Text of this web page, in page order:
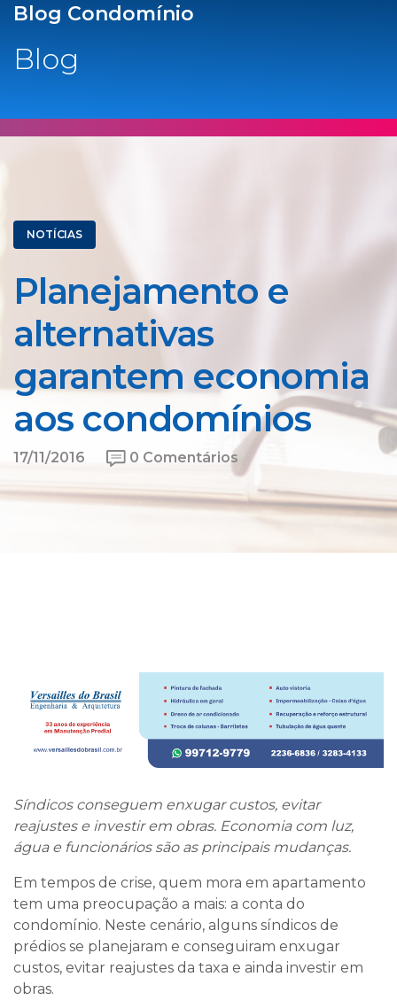
Blog Condomínio
Blog
NOTÍCIAS
Planejamento e
alternativas
garantem economia
aos condomínios
17/11/2016 0 Comentários
Síndicos conseguem enxugar custos, evitar
reajustes e investir em obras. Economia com luz,
água e funcionários são as principais mudanças.
Em tempos de crise, quem mora em apartamento
tem uma preocupação a mais: a conta do
condomínio. Neste cenário, alguns síndicos de
prédios se planejaram e conseguiram enxugar
custos, evitar reajustes da taxa e ainda investir em
obras.